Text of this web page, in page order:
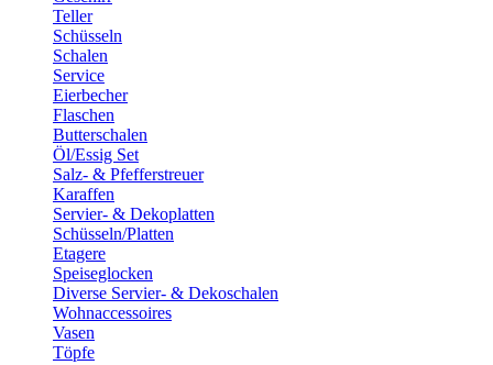
Teller
Schüsseln
Schalen
Service
Eierbecher
Flaschen
Butterschalen
Öl/Essig Set
Salz- & Pfefferstreuer
Karaffen
Servier- & Dekoplatten
Schüsseln/Platten
Etagere
Speiseglocken
Diverse Servier- & Dekoschalen
Wohnaccessoires
Vasen
Töpfe